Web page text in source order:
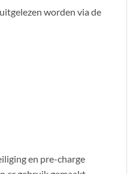
worden via de
en pre-charge